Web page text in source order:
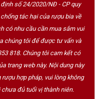
số 24/2020/NĐ - CP quy
tác hại của rượu bia về
có nhu cầu cần mua sắm vui
chúng tôi để được tư vấn và
818. Chúng tôi cam kết có
trang web này. Nội dung này
hợp pháp, vui lòng không
đủ tuổi vị thành niên.